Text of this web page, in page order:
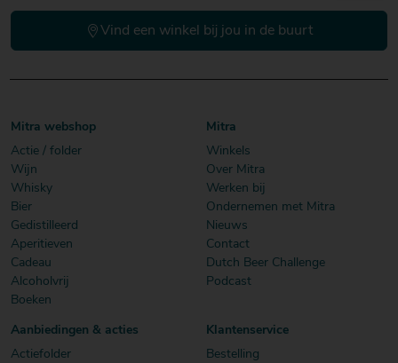
Vind een winkel bij jou in de buurt
Mitra webshop
Actie / folder
Wijn
Whisky
Bier
Gedistilleerd
Aperitieven
Cadeau
Alcoholvrij
Boeken
Mitra
Winkels
Over Mitra
Werken bij
Ondernemen met Mitra
Nieuws
Contact
Dutch Beer Challenge
Podcast
Aanbiedingen & acties
Actiefolder
Klantenservice
Bestelling